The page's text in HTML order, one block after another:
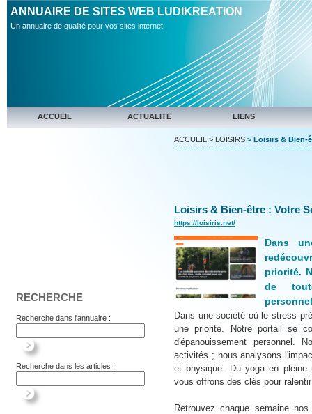
ANNUAIRE DE SITES WEB LUDIKREATION
Un annuaire de qualité pour vos sites internet
ACCUEIL ACTUALITÉ LIENS
RECHERCHE
Recherche dans l'annuaire :
Recherche dans les articles :
ACCUEIL > LOISIRS > Loisirs & Bien-
Loisirs & Bien-être : Votre
https://loisiris.net/
Dans
priorité.
de
Dans une société où le stress
une priorité. Notre portail se
d'épanouissement personnel.
activités ; nous analysons
et physique. Du yoga en
vous offrons des clés pour
Retrouvez chaque semaine